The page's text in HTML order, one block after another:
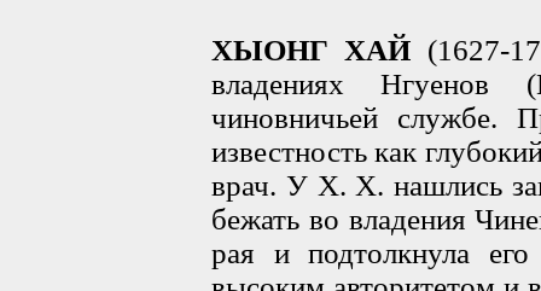
ХЫОНГ ХАЙ (1627-
владениях Нгуенов
чиновничьей службе.
известность как
врач. У X. X. нашлись
бежать во владения
рая и подтолкнула